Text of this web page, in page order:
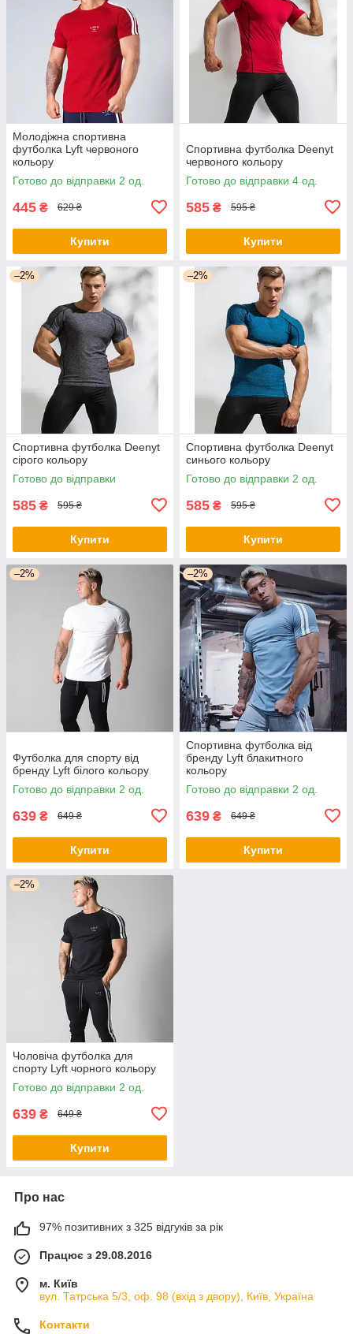
Молодіжна спортивна
футболка Lyft червоного
кольору
Готово до відправки 2 од.
445 ₴ 629 ₴
Купити
Спортивна футболка Deenyt
червоного кольору
Готово до відправки 4 од.
585 ₴ 595 ₴
Купити
–2%
Спортивна футболка Deenyt
сірого кольору
Готово до відправки
585 ₴ 595 ₴
Купити
–2%
Спортивна футболка Deenyt
синього кольору
Готово до відправки 2 од.
585 ₴ 595 ₴
Купити
–2%
Футболка для спорту від
бренду Lyft білого кольору
Готово до відправки 2 од.
639 ₴ 649 ₴
Купити
–2%
Спортивна футболка від
бренду Lyft блакитного
кольору
Готово до відправки 2 од.
639 ₴ 649 ₴
Купити
–2%
Чоловіча футболка для
спорту Lyft чорного кольору
Готово до відправки 2 од.
639 ₴ 649 ₴
Купити
Про нас
97% позитивних з 325 відгуків за рік
Працює з 29.08.2016
м. Київ
вул. Татрська 5/3, оф. 98 (вхід з двору), Київ, Україна
Контакти